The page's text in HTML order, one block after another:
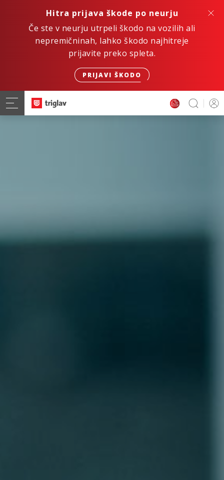
Hitra prijava škode po neurju
Če ste v neurju utrpeli škodo na vozilih ali
nepremičninah, lahko škodo najhitreje
prijavite preko spleta.
PRIJAVI ŠKODO